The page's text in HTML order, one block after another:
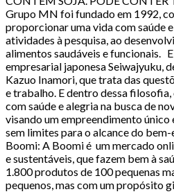
Grupo MN foi fundado em 1992,
proporcionar uma vida com saúde
atividades à pesquisa, ao
alimentos saudáveis e funcionais.
empresarial japonesa Seiwajyuku,
Kazuo Inamori, que trata das
e trabalho. E dentro dessa
com saúde e alegria na busca de
visando um empreendimento único
sem limites para o alcance do
Boomi: A Boomi é um mercado
e sustentáveis, que fazem bem à
1.800 produtos de 100 pequenas
pequenos, mas com um propósito